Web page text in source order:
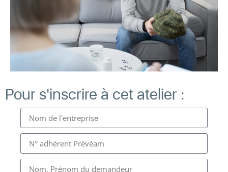
Pour s'inscrire à cet atelier :